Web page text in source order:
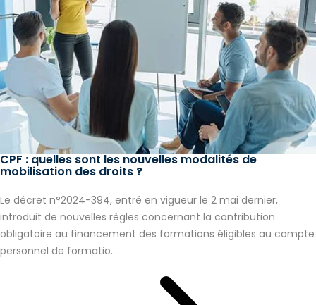
CPF : quelles sont les nouvelles modalités de
mobilisation des droits ?
Le décret n°2024-394, entré en vigueur le 2 mai dernier,
introduit de nouvelles règles concernant la contribution
obligatoire au financement des formations éligibles au compte
personnel de formatio...